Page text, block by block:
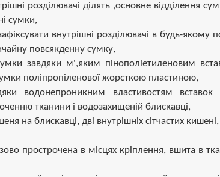
розділювачі ділять ,основне відділення
сумки,
внутрішні розділювачі в будь-якому
повсякденну сумку,
завдяки м',яким пінополіетиленовим
поліпропіленової жорсткою пластиною,
водонепроникним властивостям вставок
тканини і водозахищеній блискавці,
на блискавці, дві внутрішніх сітчастих кишені,
прострочена в місцях кріплення, вшита в